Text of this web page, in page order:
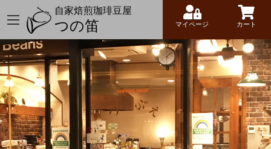
自家焙煎珈琲豆屋
つの笛 マイページ カート